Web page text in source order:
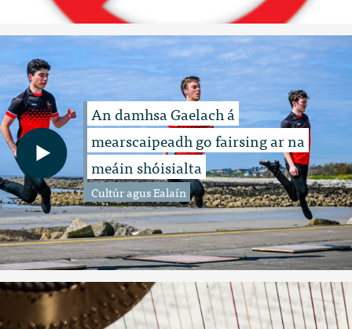
An damhsa Gaelach á
mearscaipeadh go fairsing ar na
meáin shóisialta
Cultúr agus Ealaín